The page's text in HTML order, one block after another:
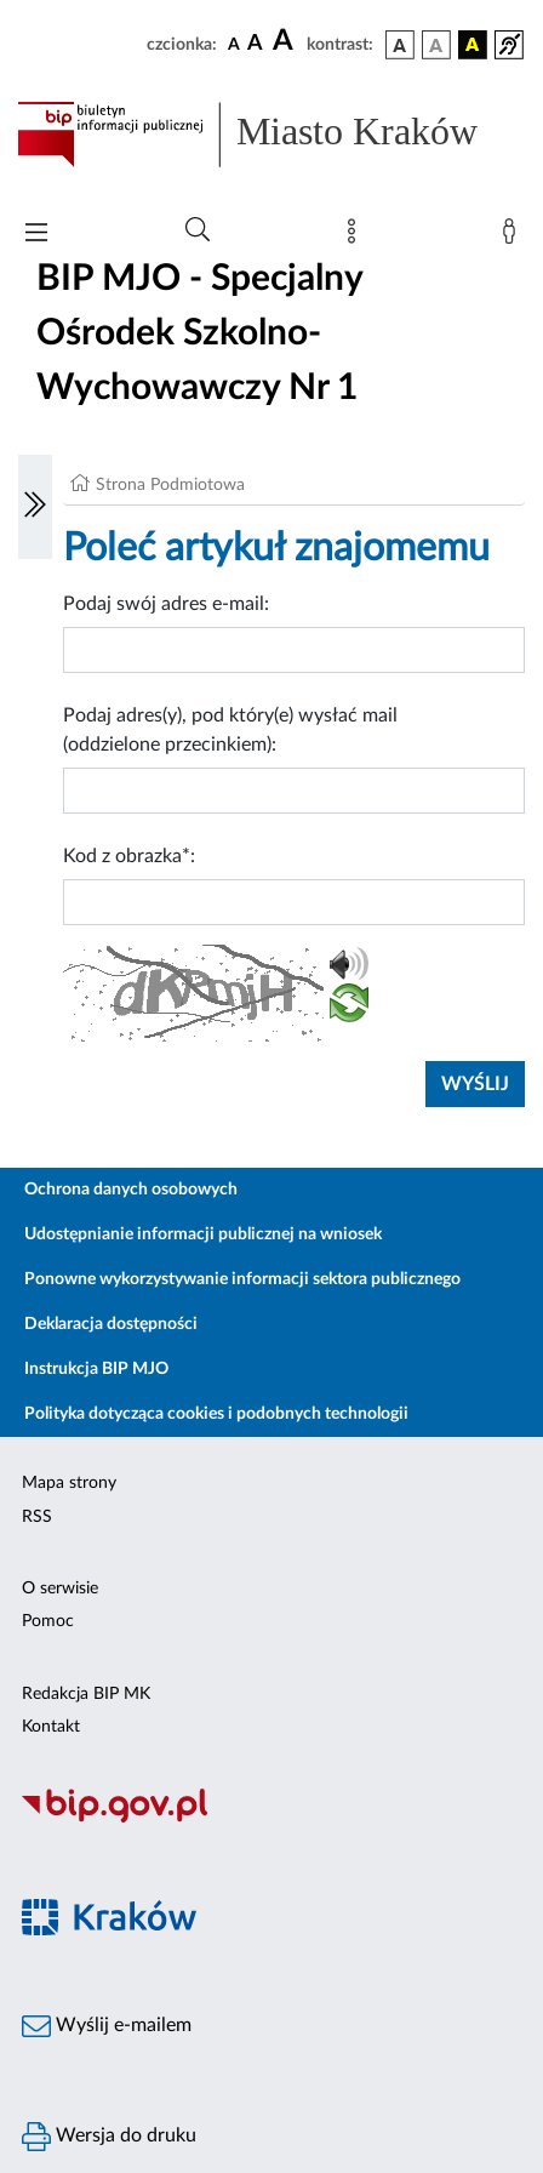
czcionka: A A A kontrast:
Miasto Kraków
BIP MJO - Specjalny
Ośrodek Szkolno-
Wychowawczy Nr 1
Strona Podmiotowa
Poleć artykuł znajomemu
Podaj swój adres e-mail:
Podaj adres(y), pod który(e) wysłać mail
(oddzielone przecinkiem):
Kod z obrazka*:
Ochrona danych osobowych
Udostępnianie informacji publicznej na wniosek
Ponowne wykorzystywanie informacji sektora publicznego
Deklaracja dostępności
Instrukcja BIP MJO
Polityka dotycząca cookies i podobnych technologii
Mapa strony
RSS
O serwisie
Pomoc
Redakcja BIP MK
Kontakt
Wyślij e-mailem
Wersja do druku